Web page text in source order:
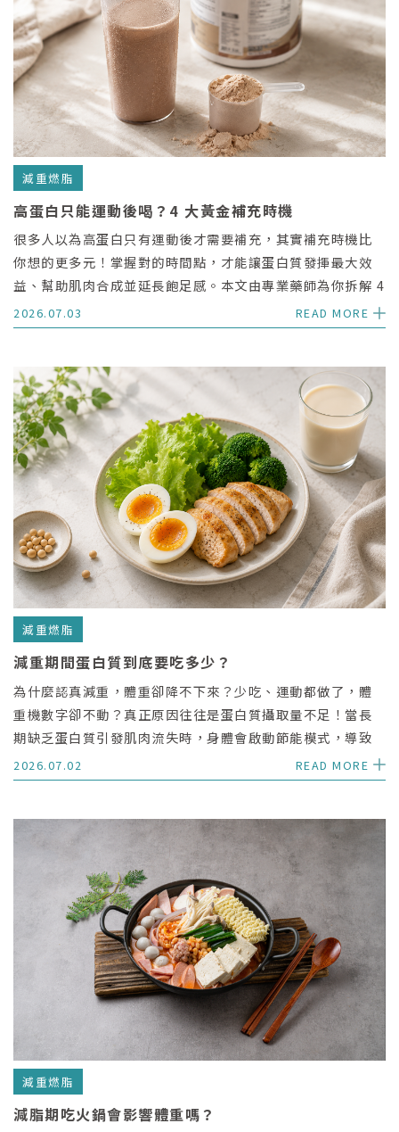
減重燃脂
高蛋白只能運動後喝？4 大黃金補充時機
很多人以為高蛋白只有運動後才需要補充，其實補充時機比
你想的更多元！掌握對的時間點，才能讓蛋白質發揮最大效
益、幫助肌肉合成並延長飽足感。本文由專業藥師為你拆解 4
大黃金補充時機與 3 個攝取核心重點，讓你在減重路上事半
功倍。
2026.07.03 READ MORE
減重燃脂
減重期間蛋白質到底要吃多少？
為什麼認真減重，體重卻降不下來？少吃、運動都做了，體
重機數字卻不動？真正原因往往是蛋白質攝取量不足！當長
期缺乏蛋白質引發肌肉流失時，身體會啟動節能模式，導致
減重代謝變慢。本文將由專業觀點為你深度拆解蛋白質不足
的 5 大警訊，並附上每日蛋白質攝取量計算公式。
2026.07.02 READ MORE
減重燃脂
減脂期吃火鍋會影響體重嗎？